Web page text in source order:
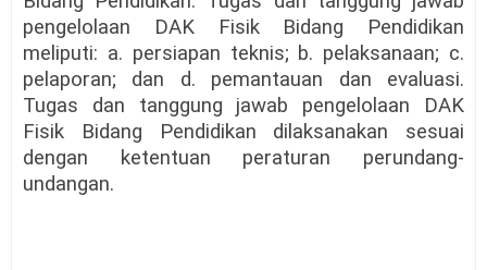
pengelolaan DAK Fisik Bidang Pendidikan
meliputi: a. persiapan teknis; b. pelaksanaan; c.
pelaporan; dan d. pemantauan dan evaluasi.
Tugas dan tanggung jawab pengelolaan DAK
Fisik Bidang Pendidikan dilaksanakan sesuai
dengan ketentuan peraturan perundang-
undangan.